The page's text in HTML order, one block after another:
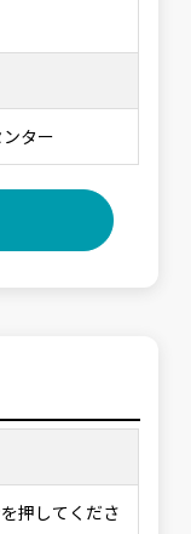
ター
押してくださ